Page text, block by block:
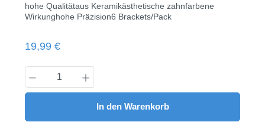
hohe Qualitätaus Keramikästhetische zahnfarbene
Wirkunghohe Präzision6 Brackets/Pack
Regulärer Preis:
19,99 €
Produkt Anzahl: Gib den gewünschten
In den Warenkorb